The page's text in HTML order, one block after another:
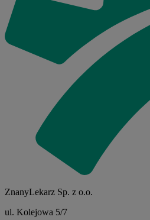
ZnanyLekarz Sp. z o.o.
ul. Kolejowa 5/7